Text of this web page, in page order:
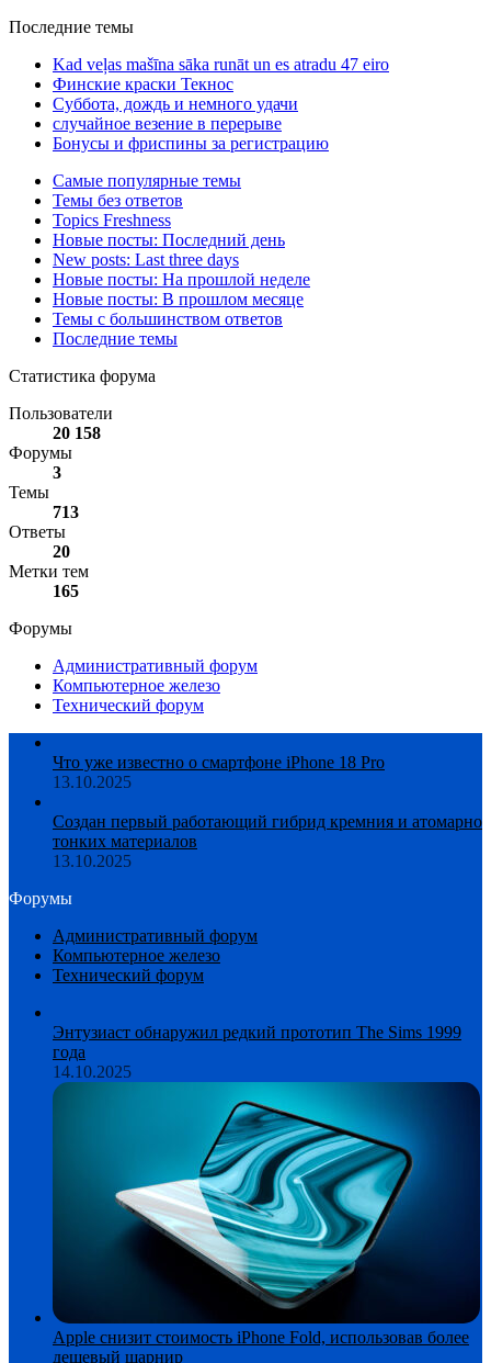
Последние темы
Kad veļas mašīna sāka runāt un es atradu 47 eiro
Финские краски Текнос
Суббота, дождь и немного удачи
случайное везение в перерыве
Бонусы и фриспины за регистрацию
Самые популярные темы
Темы без ответов
Topics Freshness
Новые посты: Последний день
New posts: Last three days
Новые посты: На прошлой неделе
Новые посты: В прошлом месяце
Темы с большинством ответов
Последние темы
Статистика форума
Пользователи
20 158
Форумы
3
Темы
713
Ответы
20
Метки тем
165
Форумы
Административный форум
Компьютерное железо
Технический форум
Что уже известно о смартфоне iPhone 18 Pro
13.10.2025
Создан первый работающий гибрид кремния и атомарно
тонких материалов
13.10.2025
Форумы
Административный форум
Компьютерное железо
Технический форум
Энтузиаст обнаружил редкий прототип The Sims 1999
года
14.10.2025
Apple снизит стоимость iPhone Fold, использовав более
дешевый шарнир